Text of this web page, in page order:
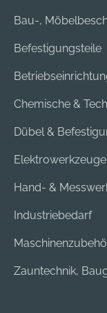
Bau-,
Befestigungsteile
Chemische &
Dübel &
Elektrowerkzeuge
Hand- &
Industriebedarf
Zauntechnik,